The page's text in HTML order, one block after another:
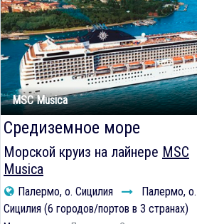
MSC Musica
Средиземное море
Морской круиз на лайнере MSC
Musica
Палермо, о. Сицилия
Палермо, о.
Сицилия (6 городов/портов в 3 странах)